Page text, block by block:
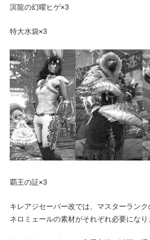
溟龍の幻曜ヒゲ×3
特大水袋×3
覇王の証×3
キレアジセーバー改では、マスターランク
ネロミェールの素材がそれぞれ必要になり